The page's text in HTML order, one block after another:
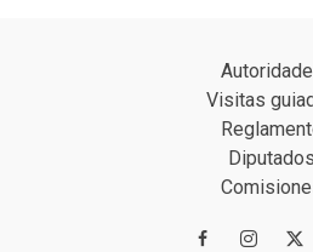
Visitas
Diputados
